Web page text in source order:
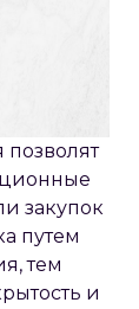
закупок
путем
тем
и